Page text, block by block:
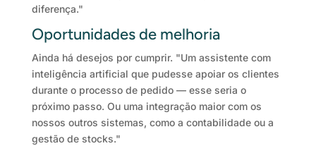
diferença."
Oportunidades de melhoria
Ainda há desejos por cumprir. "Um assistente com
inteligência artificial que pudesse apoiar os clientes
durante o processo de pedido — esse seria o
próximo passo. Ou uma integração maior com os
nossos outros sistemas, como a contabilidade ou a
gestão de stocks."